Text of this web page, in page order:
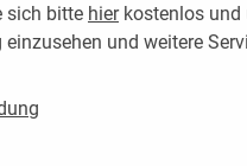
sich bitte hierkostenlos und
und weitere